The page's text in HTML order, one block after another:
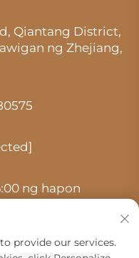
Qiantang District,
ng Zhejiang,
ng hapon
provide our services.